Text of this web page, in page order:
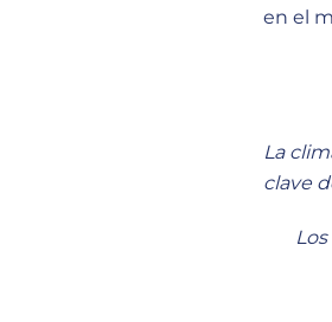
en el
La
clave